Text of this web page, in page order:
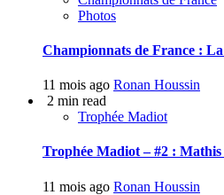
Photos
Championnats de France : La
11 mois ago Ronan Houssin
2 min read
Trophée Madiot
Trophée Madiot – #2 :
11 mois ago Ronan Houssin